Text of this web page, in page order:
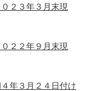
２３年３月末現
２２年９月末現
年３月２４日付け